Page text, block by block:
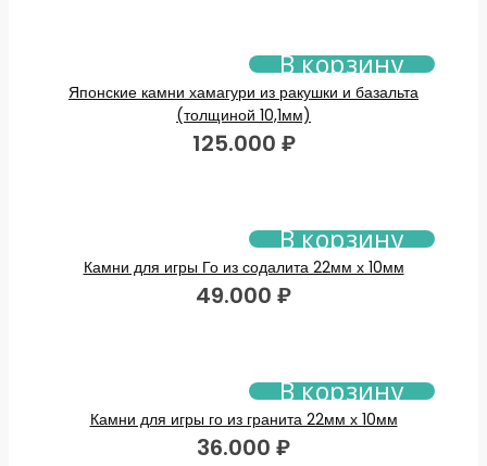
В корзину
Японские камни хамагури из ракушки и базальта
(толщиной 10,1мм)
125.000 ₽
В корзину
Камни для игры Го из содалита 22мм х 10мм
49.000 ₽
В корзину
Камни для игры го из гранита 22мм х 10мм
36.000 ₽